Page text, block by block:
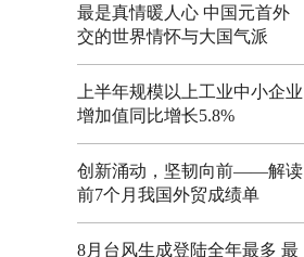
最是真情暖人心 中国元首外
交的世界情怀与大国气派
上半年规模以上工业中小企业
增加值同比增长5.8%
创新涌动，坚韧向前——解读
前7个月我国外贸成绩单
8月台风生成登陆全年最多 最